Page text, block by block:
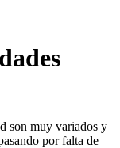
son muy variados y
por falta de